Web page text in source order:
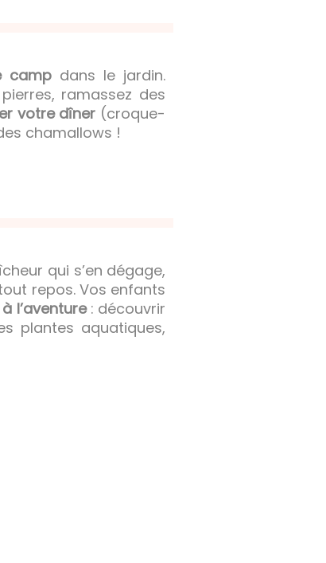
campdans le jardin.
ramassez des
votre dîner (croque-
chamallows !
qui s’en dégage,
repos. Vos enfants
l’aventure : découvrir
plantes aquatiques,